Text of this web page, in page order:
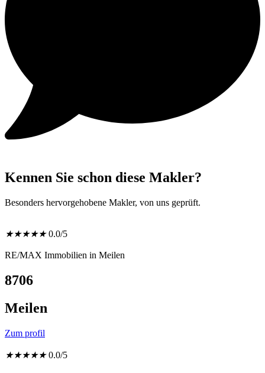
Kennen Sie schon diese Makler?
Besonders hervorgehobene Makler, von uns geprüft.
★★★★★ 0.0/5
RE/MAX Immobilien in Meilen
8706
Meilen
Zum profil
★★★★★ 0.0/5